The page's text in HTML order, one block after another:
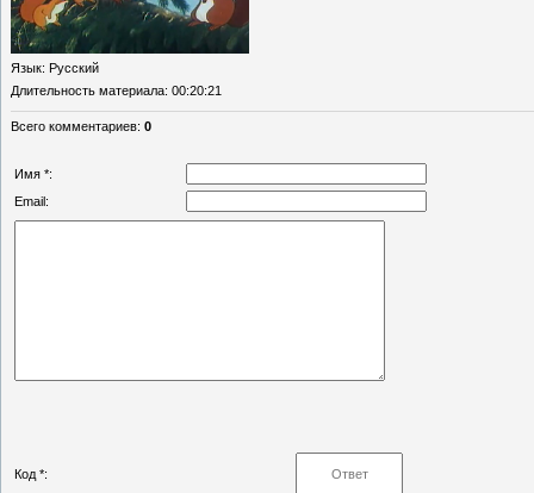
Язык: Русский
Длительность материала: 00:20:21
Всего комментариев: 0
Имя *:
Email:
Код *: